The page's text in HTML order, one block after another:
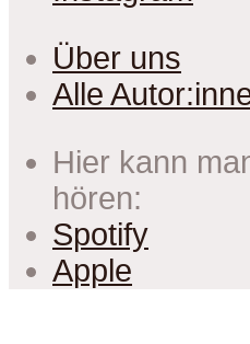
Über uns
Alle
Hier kann
hören:
Spotify
Apple